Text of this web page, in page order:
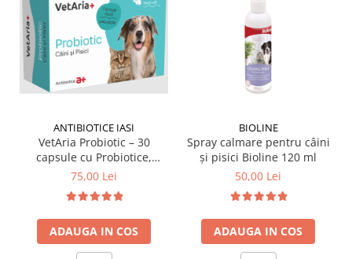
ANTIBIOTICE IASI
VetAria Probiotic – 30
capsule cu Probiotice,
Prebiotice și Electroliți
75,00 Lei
ADAUGA IN COS
BIOLINE
Spray calmare pentru câini
și pisici Bioline 120 ml
50,00 Lei
ADAUGA IN COS